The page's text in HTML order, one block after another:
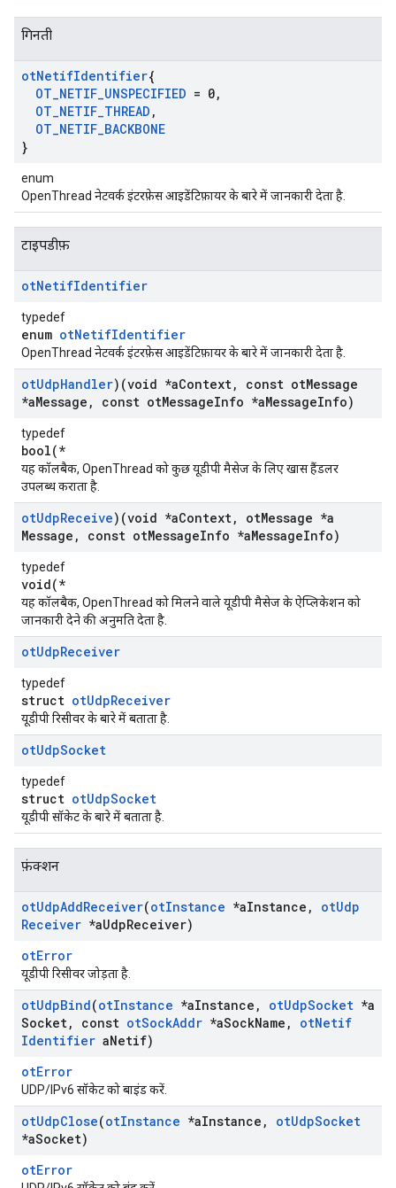
गिनती
otNetifIdentifier{
OT_NETIF_UNSPECIFIED = 0,
OT_NETIF_THREAD ,
OT_NETIF_BACKBONE
}
enum
OpenThread नेटवर्क इंटरफ़ेस आइडेंटिफ़ायर के बारे में जानकारी देता है.
टाइपडीफ़
otNetifIdentifier
typedef
enum otNetifIdentifier
OpenThread नेटवर्क इंटरफ़ेस आइडेंटिफ़ायर के बारे में जानकारी देता है.
otUdpHandler)(void *aContext, const otMessage
*aMessage , const otMessageInfo *aMessageInfo)
typedef
bool(*
यह कॉलबैक, OpenThread को कुछ यूडीपी मैसेज के लिए खास हैंडलर
उपलब्ध कराता है.
otUdpReceive)(void *aContext, otMessage *a
Message , const otMessageInfo *aMessageInfo)
typedef
void(*
यह कॉलबैक, OpenThread को मिलने वाले यूडीपी मैसेज के ऐप्लिकेशन को
जानकारी देने की अनुमति देता है.
otUdpReceiver
typedef
struct otUdpReceiver
यूडीपी रिसीवर के बारे में बताता है.
otUdpSocket
typedef
struct otUdpSocket
यूडीपी सॉकेट के बारे में बताता है.
फ़ंक्शन
otUdpAddReceiver(otInstance *aInstance , otUdp
Receiver *aUdpReceiver)
otError
यूडीपी रिसीवर जोड़ता है.
otUdpBind(otInstance *aInstance , otUdpSocket *a
Socket, const otSockAddr *aSockName , otNetif
Identifier aNetif)
otError
UDP/IPv6 सॉकेट को बाइंड करें.
otUdpClose(otInstance *aInstance , otUdpSocket
*aSocket)
otError